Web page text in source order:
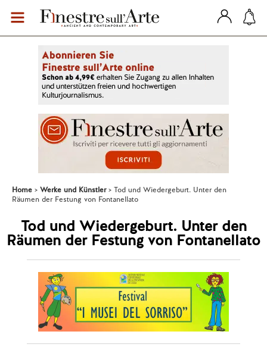
Home Werke und Künstler
Tod und Wiedergeburt. Unter den
Räumen der Festung von Fontanellato
Tod und Wiedergeburt. Unter den
Räumen der Festung von Fontanellato